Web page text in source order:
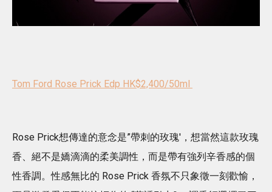
Tom Ford Rose Prick Edp HK$2,400/50ml
Rose Prick想傳達的意念是”帶刺的玫瑰'，想當然這款玫瑰
香、絕不是嬌滴滴的柔美調性，而是帶有強列辛香感的個
性香調。性感無比的 Rose Prick 香氛不只象徵一刻歡愉，